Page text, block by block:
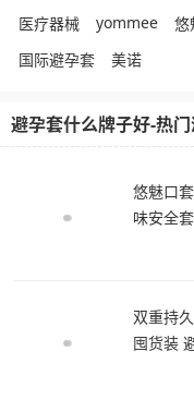
医疗器械
yommee 悠
国际避孕套
美诺
避孕套什么牌子好-热
悠魅口
味安全
双重持
囤货装